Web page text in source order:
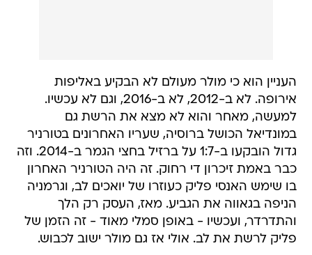
העניין הוא כי מולר מעולם לא הבקיע באליפות
אירופה. לא ב-2012, לא ב-2016, וגם לא עכשיו.
למעשה, מאחר והוא לא מצא את הרשת גם
במונדיאל הכושל ברוסיה, שעריו האחרונים בטורניר
גדול הובקעו ב-1:7 על ברזיל בחצי הגמר ב-2014. וזה
כבר באמת זיכרון די רחוק. זה היה הטורניר האחרון
בו שימש האנסי פליק כעוזרו של יואכים לב, וגרמניה
הניפה בגאווה את הגביע. מאז, העסק רק הלך
והתדרדר, ועכשיו - באופן סמלי מאוד - זה הזמן של
פליק לרשת את לב. אולי אז גם מולר ישוב לכבוש.